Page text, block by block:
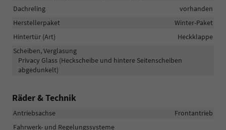
Dachreling
vorhanden
Herstellerpaket
Winter-Paket
Hintertür (Art)
Heckklappe
Scheiben, Verglasung
Privacy Glass (Heckscheibe und hintere Seitenscheiben
abgedunkelt)
Räder & Technik
Antriebsachse
Frontantrieb
Fahrwerk- und Regelungssysteme